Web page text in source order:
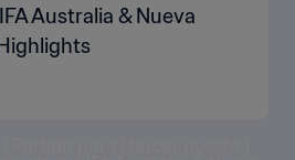
Australia & Nueva